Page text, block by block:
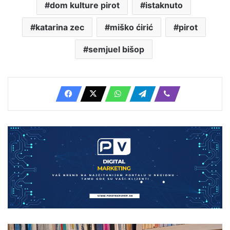
dom kulture pirot istaknuto
katarina zec miško ćirić pirot
semjuel bišop